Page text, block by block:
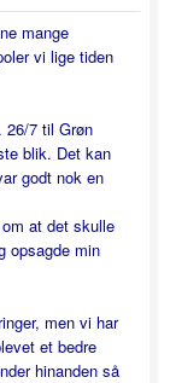
mange
vi lige tiden
26/7 til Grøn
blik. Det kan
godt nok en
at det skulle
opsagde min
men vi har
et bedre
hinanden så